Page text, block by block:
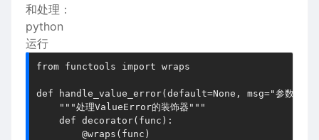
和处理：
python
运行
from functools import wraps
def handle_value_error(default=None, msg="参数值错
    """处理ValueError的装饰器"""
    def decorator(func):
        @wraps(func)